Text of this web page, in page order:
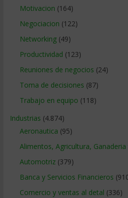
Motivacion (164)
Negociacion (122)
Networking(49)
Productividad (123)
Reuniones de negocios (24)
Toma de decisiones (87)
Trabajo en equipo (118)
Industrias (4.874)
Aeronautica (95)
Alimentos, Agricultura, Ganaderia
Automotriz(379)
Banca y Servicios Financieros
Comercio y ventas al detal (336)